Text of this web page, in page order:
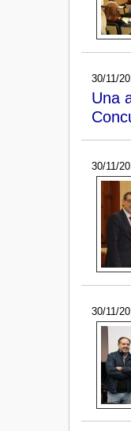
30/11/
Una
30/11/
30/11/